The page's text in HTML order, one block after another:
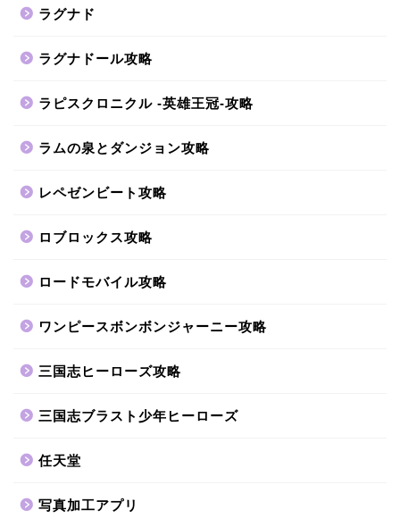
ラグナド
ラグナドール攻略
ラピスクロニクル -英雄王冠-攻略
ラムの泉とダンジョン攻略
レペゼンビート攻略
ロブロックス攻略
ロードモバイル攻略
ワンピースボンボンジャーニー攻略
三国志ヒーローズ攻略
三国志ブラスト少年ヒーローズ
任天堂
写真加工アプリ